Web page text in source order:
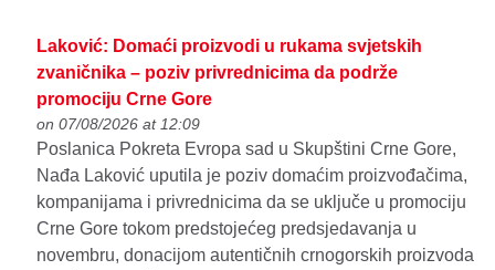
Laković: Domaći proizvodi u rukama svjetskih
zvaničnika – poziv privrednicima da podrže
promociju Crne Gore
on 07/08/2026 at 12:09
Poslanica Pokreta Evropa sad u Skupštini Crne Gore,
Nađa Laković uputila je poziv domaćim proizvođačima,
kompanijama i privrednicima da se uključe u promociju
Crne Gore tokom predstojećeg predsjedavanja u
novembru, donacijom autentičnih crnogorskih proizvoda